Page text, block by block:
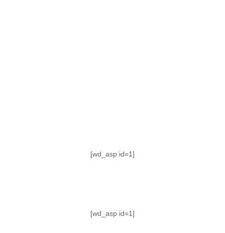
[wd_asp id=1]
[wd_asp id=1]